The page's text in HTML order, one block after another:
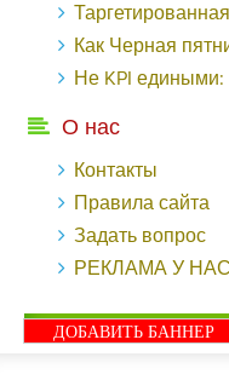
Таргетированная реклама в
Как Черная пятница во «ВКонтакте»
Не KPI едиными:
О нас
Контакты
Правила сайта
Задать вопрос
РЕКЛАМА У НАС
ДОБАВИТЬ БАННЕР